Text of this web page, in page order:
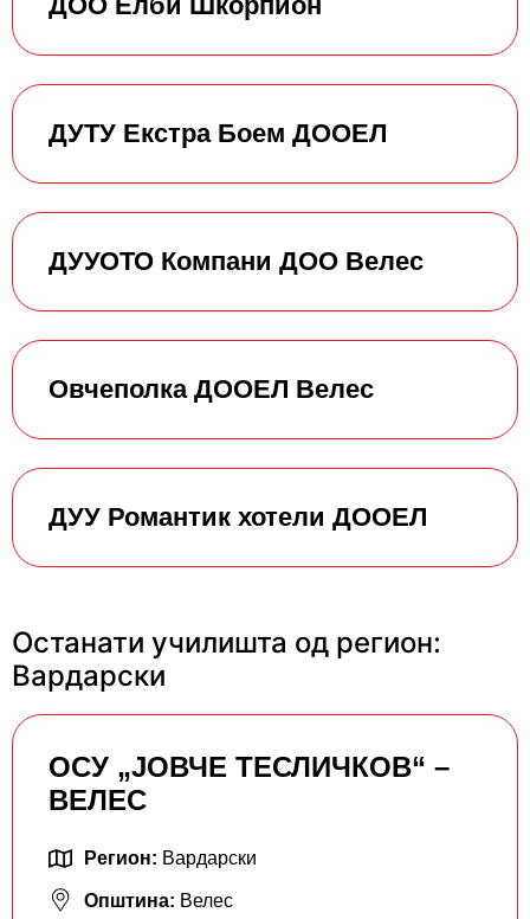
ДУТУ Екстра Боем ДООЕЛ
ДУУОТО Компани ДОО Велес
Овчеполка ДООЕЛ Велес
ДУУ Романтик хотели ДООЕЛ
Останати училишта од регион:
Вардарски
ОСУ „ЈОВЧЕ ТЕСЛИЧКОВ“ –
ВЕЛЕС
Регион: Вардарски
Општина: Велес